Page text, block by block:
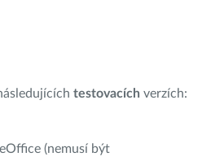
testovacích verzích:
(nemusí být